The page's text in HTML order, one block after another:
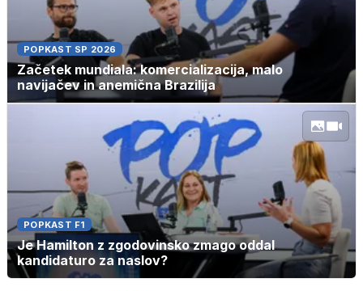
POPKAST SP 2026
Začetek mundiala: komercializacija, malo
navijačev in anemična Brazilija
POPKAST F1
Je Hamilton z zgodovinsko zmago oddal
kandidaturo za naslov?